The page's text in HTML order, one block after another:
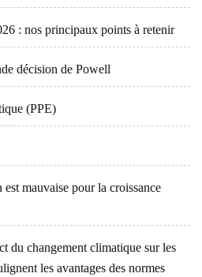
: nos principaux points à retenir
décision de Powell
(PPE)
mauvaise pour la croissance
du changement climatique sur les
les avantages des normes